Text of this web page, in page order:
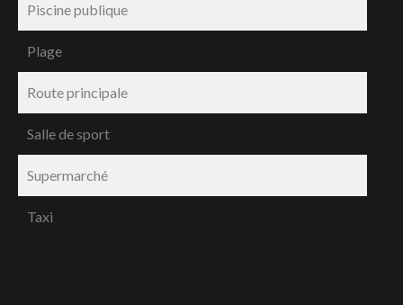
Piscine publique
Plage
Route principale
Salle de sport
Supermarché
Taxi